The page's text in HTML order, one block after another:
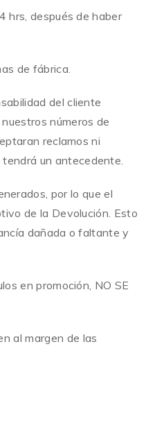
hrs, después de haber
de fábrica.
del cliente
números de
reclamos ni
un antecedente.
por lo que el
de la Devolución. Esto
dañada o faltante y
en promoción, NO SE
al margen de las